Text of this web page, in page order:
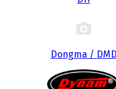
Dongma / DMD